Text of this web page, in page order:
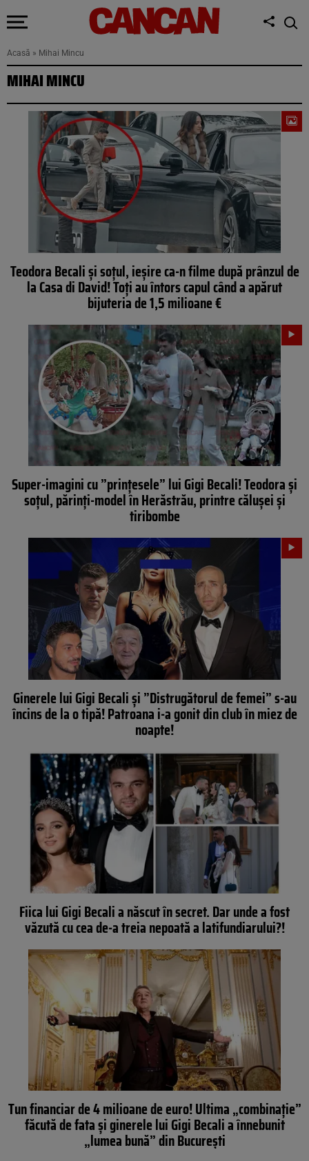
Acasă » Mihai Mincu
MIHAI MINCU
Teodora Becali și soțul, ieșire ca-n filme după prânzul de
la Casa di David! Toți au întors capul când a apărut
bijuteria de 1,5 milioane €
Super-imagini cu ”prințesele” lui Gigi Becali! Teodora şi
soţul, părinți-model în Herăstrău, printre călușei și
tiribombe
Ginerele lui Gigi Becali și ”Distrugătorul de femei” s-au
încins de la o tipă! Patroana i-a gonit din club în miez de
noapte!
Fiica lui Gigi Becali a născut în secret. Dar unde a fost
văzută cu cea de-a treia nepoată a latifundiarului?!
Tun financiar de 4 milioane de euro! Ultima „combinație”
făcută de fata și ginerele lui Gigi Becali a înnebunit
„lumea bună” din București